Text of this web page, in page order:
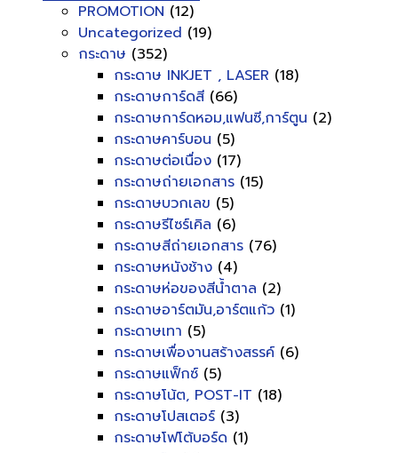
PROMOTION (12)
Uncategorized (19)
กระดาษ (352)
กระดาษ INKJET , LASER (18)
กระดาษการ์ดสี (66)
กระดาษการ์ดหอม,แฟนซี,การ์ตูน (2)
กระดาษคาร์บอน (5)
กระดาษต่อเนื่อง (17)
กระดาษถ่ายเอกสาร (15)
กระดาษบวกเลข (5)
กระดาษรีไซร์เคิล (6)
กระดาษสีถ่ายเอกสาร (76)
กระดาษหนังช้าง (4)
กระดาษห่อของสีน้ำตาล (2)
กระดาษอาร์ตมัน,อาร์ตแก้ว (1)
กระดาษเทา (5)
กระดาษเพื่องานสร้างสรรค์ (6)
กระดาษแฟ็กซ์ (5)
กระดาษโน้ต, POST-IT (18)
กระดาษโปสเตอร์ (3)
กระดาษโฟโต้บอร์ด (1)